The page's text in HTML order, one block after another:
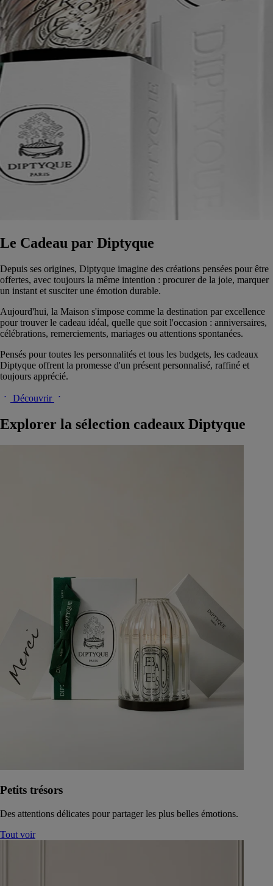
Le Cadeau par Diptyque
Depuis ses origines, Diptyque imagine des créations pensées pour être
offertes, avec toujours la même intention : procurer de la joie, marquer
un instant et susciter une émotion durable.
Aujourd'hui, la Maison s'impose comme la destination par excellence
pour trouver le cadeau idéal, quelle que soit l'occasion : anniversaires,
célébrations, remerciements, mariages ou attentions spontanées.
Pensés pour toutes les personnalités et tous les budgets, les cadeaux
Diptyque offrent la promesse d'un présent personnalisé, raffiné et
toujours apprécié.
Découvrir
Explorer la sélection cadeaux Diptyque
Petits trésors
Des attentions délicates pour partager les plus belles émotions.
Tout voir